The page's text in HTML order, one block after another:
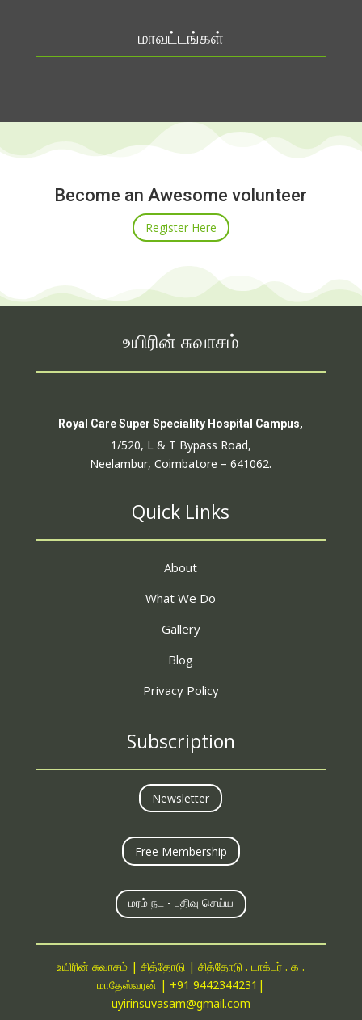
மாவட்டங்கள்
Become an Awesome volunteer
Register Here
உயிரின் சுவாசம்
Royal Care Super Speciality Hospital Campus,
1/520, L & T Bypass Road,
Neelambur, Coimbatore – 641062.
Quick Links
About
What We Do
Gallery
Blog
Privacy Policy
Subscription
Newsletter
Free Membership
மரம் நட - பதிவு செய்ய
உயிரின் சுவாசம் | சித்தோடு | சித்தோடு . டாக்டர் . க .
மாதேஸ்வரன் | +91 9442344231
uyirinsuvasam@gmail.com